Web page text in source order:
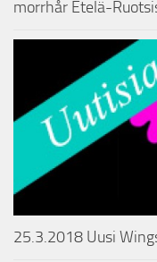
morrhår Etelä-
25.3.2018 Uusi